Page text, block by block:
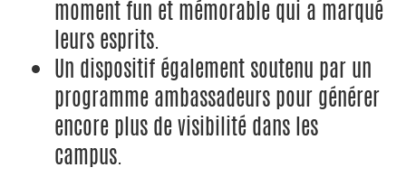
moment fun et mémorable qui a marqué
leurs esprits.
Un dispositif également soutenu par un
programme ambassadeurs pour générer
encore plus de visibilité dans les
campus.